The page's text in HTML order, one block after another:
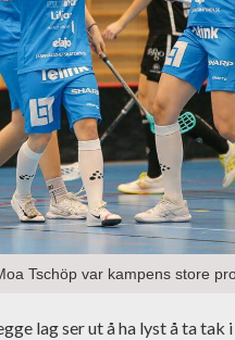
Tschöp var kampens store
lag ser ut å ha lyst å ta